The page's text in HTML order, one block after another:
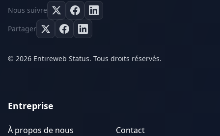
Nous suivre
Partager
© 2026 Entireweb Status. Tous droits réservés.
Entreprise
À propos de nous Contact